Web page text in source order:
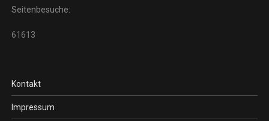
Seitenbesuche:
61613
Kontakt
Impressum